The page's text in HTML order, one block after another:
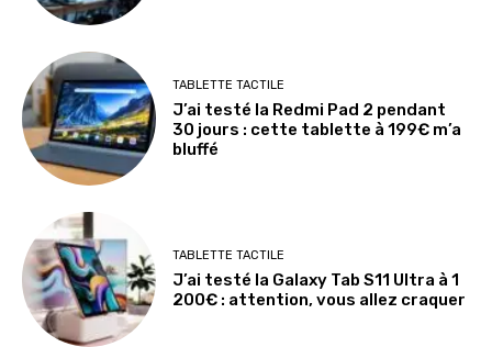
TABLETTE TACTILE
J’ai testé la Redmi Pad 2 pendant
30 jours : cette tablette à 199€ m’a
bluffé
TABLETTE TACTILE
J’ai testé la Galaxy Tab S11 Ultra à 1
200€ : attention, vous allez craquer